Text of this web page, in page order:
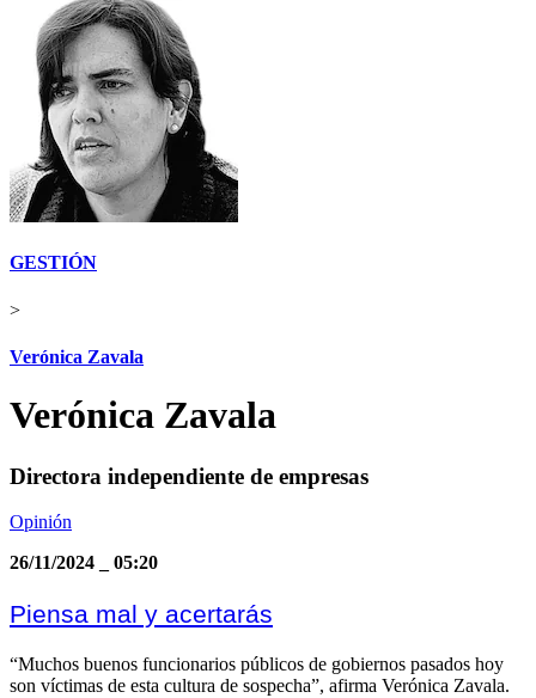
GESTIÓN
>
Verónica Zavala
Verónica Zavala
Directora independiente de empresas
Opinión
26/11/2024
05:20
Piensa mal y acertarás
“Muchos buenos funcionarios públicos de gobiernos pasados hoy
son víctimas de esta cultura de sospecha”, afirma Verónica Zavala.